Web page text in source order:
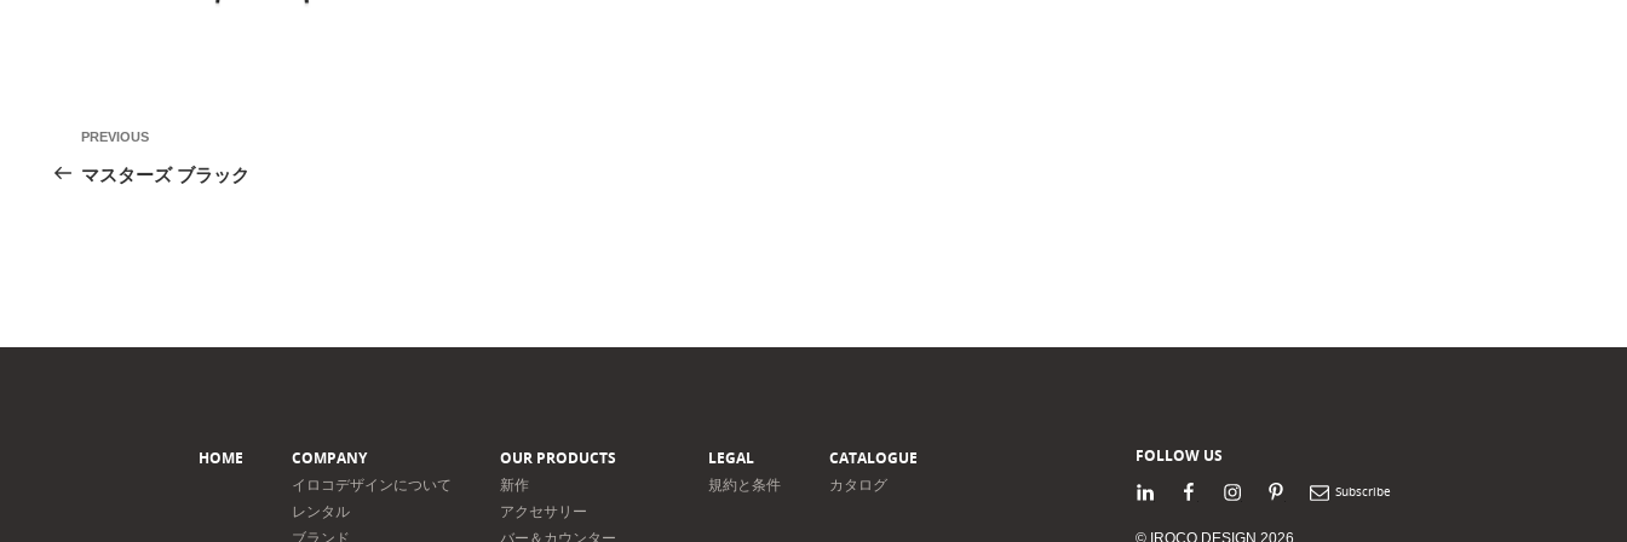
投
稿
シ
Previous
Post
PREVIOUS
マスターズ ブラック
HOME
COMPANY
イロコデザインについて
レンタル
OUR PRODUCTS
新作
アクセサリー
LEGAL
規約と条件
CATALOGUE
カタログ
FOLLOW US
LinkedInFacebookInstagramPinterestNewsletter
© IROCO DESIGN 2026